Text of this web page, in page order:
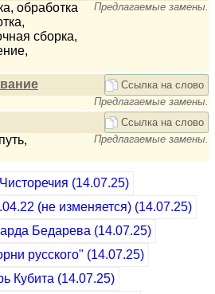
обработка
сборка,
Предлагаемые замены.
Ссылка на слово
Предлагаемые замены.
Ссылка на слово
Предлагаемые замены.
(14.07.25)
(не изменяется) (14.07.25)
Бедарева (14.07.25)
русского" (14.07.25)
Кубита (14.07.25)